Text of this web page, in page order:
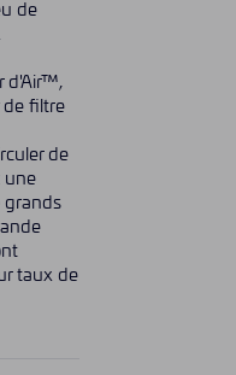
de
d'Air™,
de filtre
de
une
grands
taux de